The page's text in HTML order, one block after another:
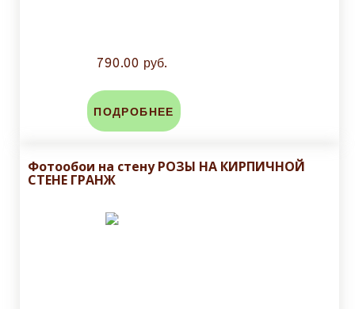
790.00 руб.
ПОДРОБНЕЕ
Фотообои на стену РОЗЫ НА КИРПИЧНОЙ
СТЕНЕ ГРАНЖ